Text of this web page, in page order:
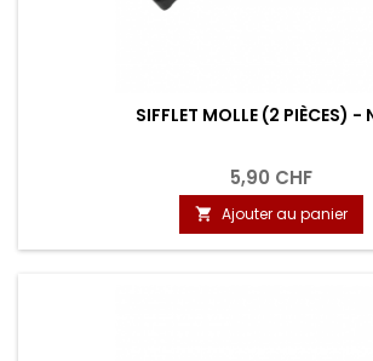
SIFFLET MOLLE (2 PIÈCES) -
5,90 CHF
 Ajouter au panier